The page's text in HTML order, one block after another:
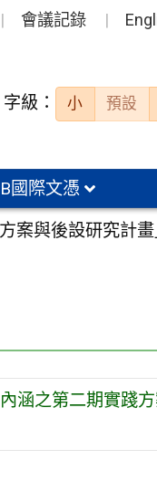
會議記錄
字級： 小 預設
國際文憑
案與後設研究計
涵之第二期實踐